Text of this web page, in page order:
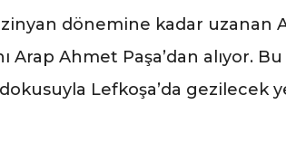
dönemine kadar uzanan
Arap Ahmet Paşa’dan alıyor.
Lefkoşa’da gezilecek